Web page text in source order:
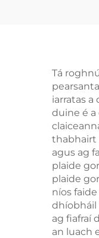
Tá
iarratas
duine é a
thabhairt
agus ag
plaide
plaide
níos
dhíobháil
ag fiafraí
an luach